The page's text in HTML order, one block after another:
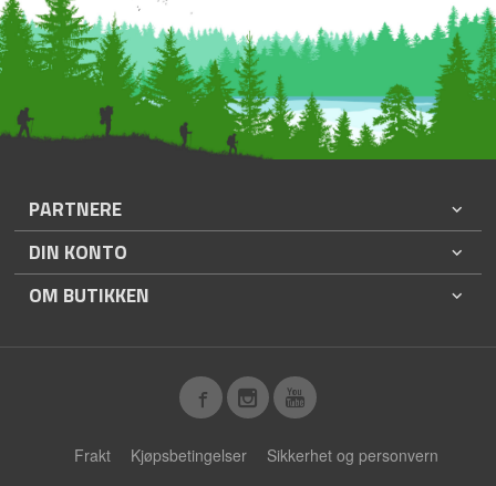
PARTNERE
DIN KONTO
OM BUTIKKEN
Frakt Kjøpsbetingelser Sikkerhet og personvern